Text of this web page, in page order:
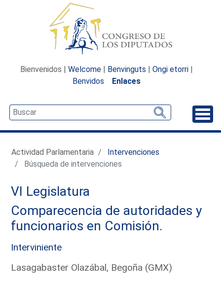
Bienvenidos | Welcome | Benvinguts | Ongi etorri |
Benvidos
Enlaces
Actividad Parlamentaria
Intervenciones
Búsqueda de intervenciones
VI Legislatura
Comparecencia de autoridades y
funcionarios en Comisión.
Interviniente
Lasagabaster Olazábal, Begoña (GMX)